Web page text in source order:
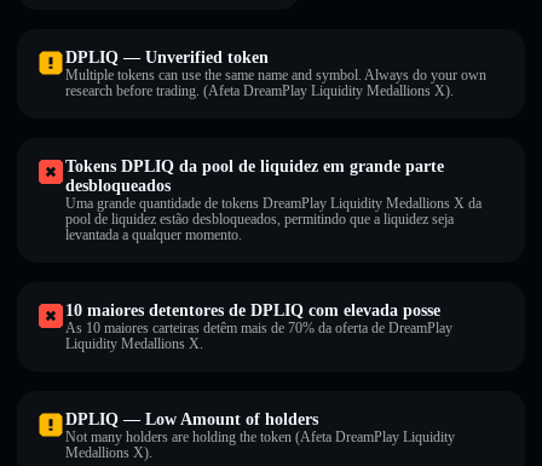
DPLIQ — Unverified token
Multiple tokens can use the same name and symbol. Always do your own
research before trading. (Afeta DreamPlay Liquidity Medallions X).
Tokens DPLIQ da pool de liquidez em grande parte
desbloqueados
Uma grande quantidade de tokens DreamPlay Liquidity Medallions X da
pool de liquidez estão desbloqueados, permitindo que a liquidez seja
levantada a qualquer momento.
10 maiores detentores de DPLIQ com elevada posse
As 10 maiores carteiras detêm mais de 70% da oferta de DreamPlay
Liquidity Medallions X.
DPLIQ — Low Amount of holders
Not many holders are holding the token (Afeta DreamPlay Liquidity
Medallions X).